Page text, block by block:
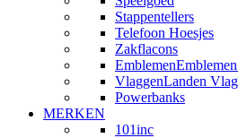
Stappentellers
Telefoon Hoesjes
Zakflacons
Emblemen
VlaggenLanden
Powerbanks
MERKEN
101inc